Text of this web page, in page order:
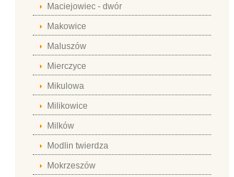
Maciejowiec - dwór
Makowice
Maluszów
Mierczyce
Mikulowa
Milikowice
Milków
Modlin twierdza
Mokrzeszów